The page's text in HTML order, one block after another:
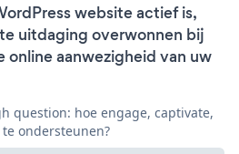
website actief is,
uitdaging overwonnen bij
online aanwezigheid van uw
question: hoe engage, captivate,
ondersteunen?